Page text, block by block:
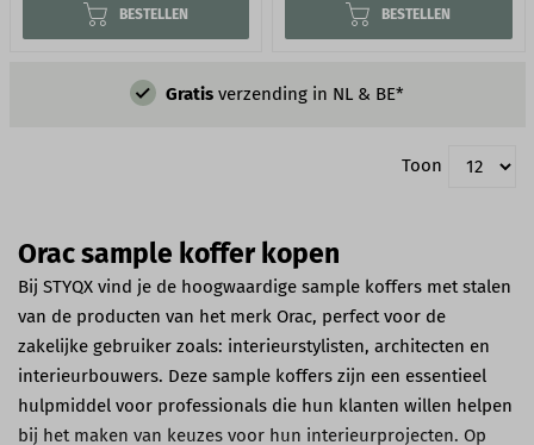
BESTELLEN BESTELLEN
Gratis verzending in NL & BE*
Toon
Orac sample koffer kopen
Bij STYQX vind je de hoogwaardige sample koffers met stalen
van de producten van het merk Orac, perfect voor de
zakelijke gebruiker zoals: interieurstylisten, architecten en
interieurbouwers. Deze sample koffers zijn een essentieel
hulpmiddel voor professionals die hun klanten willen helpen
bij het maken van keuzes voor hun interieurprojecten. Op